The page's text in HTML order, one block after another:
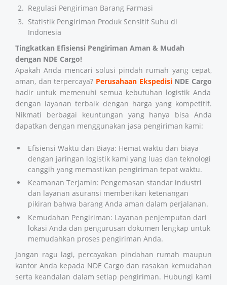
Regulasi Pengiriman Barang Farmasi
Statistik Pengiriman Produk Sensitif Suhu di
Indonesia
Tingkatkan Efisiensi Pengiriman Aman & Mudah
dengan NDE Cargo!
Apakah Anda mencari solusi pindah rumah yang cepat,
aman, dan terpercaya? Perusahaan Ekspedisi NDE Cargo
hadir untuk memenuhi semua kebutuhan logistik Anda
dengan layanan terbaik dengan harga yang kompetitif.
Nikmati berbagai keuntungan yang hanya bisa Anda
dapatkan dengan menggunakan jasa pengiriman kami:
Efisiensi Waktu dan Biaya: Hemat waktu dan biaya
dengan jaringan logistik kami yang luas dan teknologi
canggih yang memastikan pengiriman tepat waktu.
Keamanan Terjamin: Pengemasan standar industri
dan layanan asuransi memberikan ketenangan
pikiran bahwa barang Anda aman dalam perjalanan.
Kemudahan Pengiriman: Layanan penjemputan dari
lokasi Anda dan pengurusan dokumen lengkap untuk
memudahkan proses pengiriman Anda.
Jangan ragu lagi, percayakan pindahan rumah maupun
kantor Anda kepada NDE Cargo dan rasakan kemudahan
serta keandalan dalam setiap pengiriman. Hubungi kami